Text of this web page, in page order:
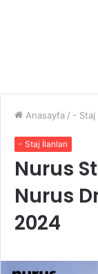
Anasayfa / - Staj
- Staj İlanları
Nurus
Nurus
2024